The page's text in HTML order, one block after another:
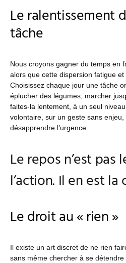
Le ralentissement
tâche
Nous croyons gagner du temps en
alors que cette dispersion fatigue et
Choisissez chaque jour une tâche
éplucher des légumes, marcher
faites-la lentement, à un seul
volontaire, sur un geste sans
désapprendre l’urgence.
Le repos n’est pas
l’action. Il en est
Le droit au « rien »
Il existe un art discret de ne rien
sans même chercher à se détendre